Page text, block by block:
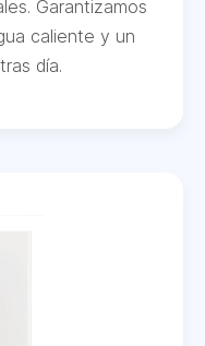
Garantizamos
caliente y un
día.